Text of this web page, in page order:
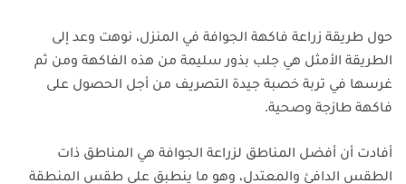
حول طريقة زراعة فاكهة الجوافة في المنزل، نوهت وعد إلى
الطريقة الأمثل هي جلب بذور سليمة من هذه الفاكهة ومن ثم
غرسها في تربة خصبة جيدة التصريف من أجل الحصول على
فاكهة طازجة وصحية.
أفادت أن أفضل المناطق لزراعة الجوافة هي المناطق ذات
الطقس الدافئ والمعتدل، وهو ما ينطبق على طقس المنطقة